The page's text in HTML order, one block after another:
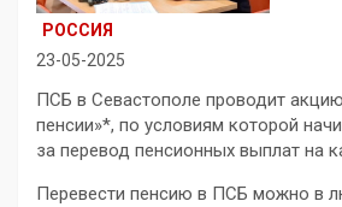
РОССИЯ
23-05-2025
ПСБ в Севастополе проводит
пенсии»*, по условиям которой
за перевод пенсионных выплат на
Перевести пенсию в ПСБ можно в